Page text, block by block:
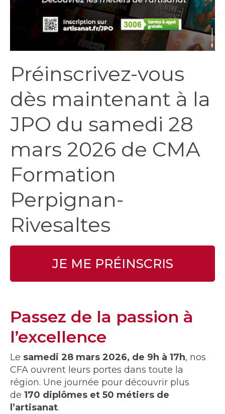
Préinscrivez-vous
dès maintenant à la
JPO du samedi 28
mars 2026 de CMA
Formation
Perpignan-
Rivesaltes
JE ME PRÉINSCRIS
Passez de la passion à
l’excellence
Le samedi 28 mars 2026, de 9h à 17h, nos
CFA ouvrent leurs portes dans toute la
région. Une journée pour découvrir plus
de 170 diplômes et 50 métiers de
l’artisanat.